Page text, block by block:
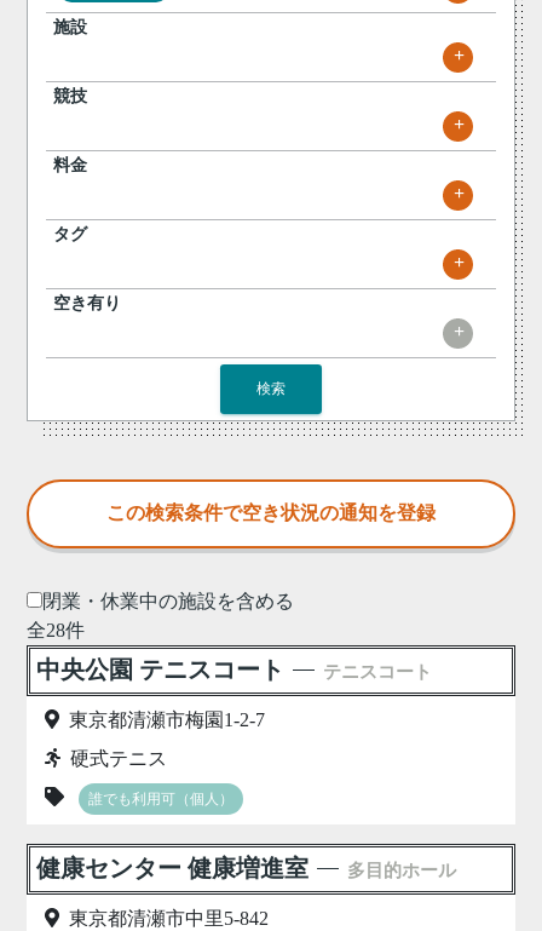
閉業・休業中の施設を含める
全28件
中央公園 テニスコート テニスコート
東京都清瀬市梅園1-2-7
硬式テニス
誰でも利用可（個人）
健康センター 健康増進室 多目的ホール
東京都清瀬市中里5-842
施設
+
競技
+
料金
+
タグ
+
空き有り
+
検索